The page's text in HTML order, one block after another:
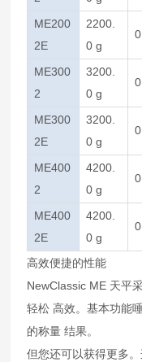
ME200
2E
2200.
0 g
ME300
2
3200.
0 g
ME300
2E
3200.
0 g
ME400
2
4200.
0 g
ME400
2E
4200.
0 g
高效便捷的性能
NewClassic ME 天平
轻松 高效。基本功能
的称量 结果。
但您还可以获得更多